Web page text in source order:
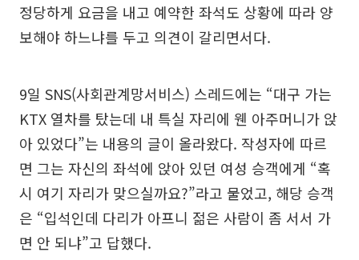
정당하게 요금을 내고 예약한 좌석도 상황에 따라 양
보해야 하느냐를 두고 의견이 갈리면서다.
9일 SNS(사회관계망서비스) 스레드에는 “대구 가는
KTX 열차를 탔는데 내 특실 자리에 웬 아주머니가 앉
아 있었다”는 내용의 글이 올라왔다. 작성자에 따르
면 그는 자신의 좌석에 앉아 있던 여성 승객에게 “혹
시 여기 자리가 맞으실까요?”라고 물었고, 해당 승객
은 “입석인데 다리가 아프니 젊은 사람이 좀 서서 가
면 안 되냐”고 답했다.